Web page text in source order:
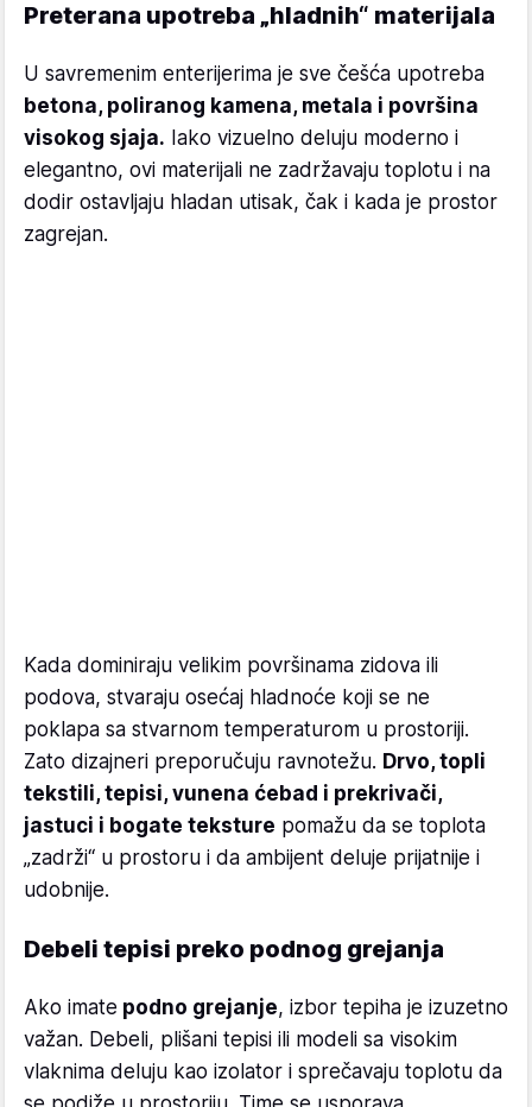
Preterana upotreba „hladnih“ materijala
U savremenim enterijerima je sve češća upotreba
betona, poliranog kamena, metala i površina
visokog sjaja. Iako vizuelno deluju moderno i
elegantno, ovi materijali ne zadržavaju toplotu i na
dodir ostavljaju hladan utisak, čak i kada je prostor
zagrejan.
Kada dominiraju velikim površinama zidova ili
podova, stvaraju osećaj hladnoće koji se ne
poklapa sa stvarnom temperaturom u prostoriji.
Zato dizajneri preporučuju ravnotežu. Drvo, topli
tekstili, tepisi, vunena ćebad i prekrivači,
jastuci i bogate teksture pomažu da se toplota
„zadrži“ u prostoru i da ambijent deluje prijatnije i
udobnije.
Debeli tepisi preko podnog grejanja
Ako imate podno grejanje, izbor tepiha je izuzetno
važan. Debeli, plišani tepisi ili modeli sa visokim
vlaknima deluju kao izolator i sprečavaju toplotu da